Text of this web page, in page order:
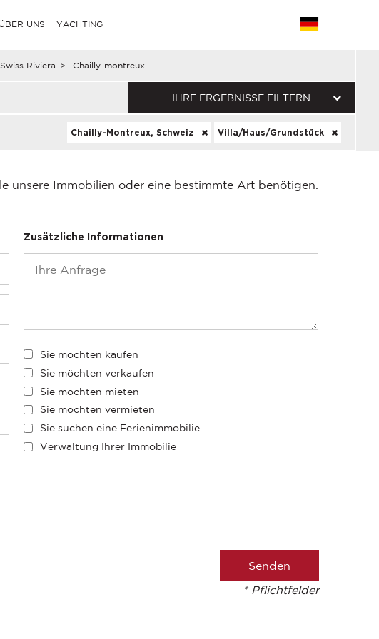
ÜBER UNS YACHTING
Swiss Riviera > Chailly-montreux
IHRE ERGEBNISSE FILTERN
Chailly-Montreux, Schweiz Villa/Haus/Grundstück
unsere Immobilien oder eine bestimmte Art benötigen.
Zusätzliche Informationen
Sie möchten kaufen
Sie möchten verkaufen
Sie möchten mieten
Sie möchten vermieten
Sie suchen eine Ferienimmobilie
Verwaltung Ihrer Immobilie
* Pflichtfelder